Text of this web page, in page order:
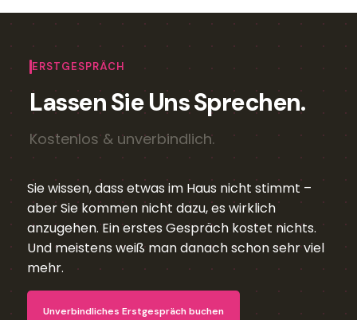
ERSTGESPRÄCH
Lassen Sie Uns Sprechen.
Kostenlos & unverbindlich.
Sie wissen, dass etwas im Haus nicht stimmt –
aber Sie kommen nicht dazu, es wirklich
anzugehen. Ein erstes Gespräch kostet nichts.
Und meistens weiß man danach schon sehr viel
mehr.
Unverbindliches Erstgespräch buchen